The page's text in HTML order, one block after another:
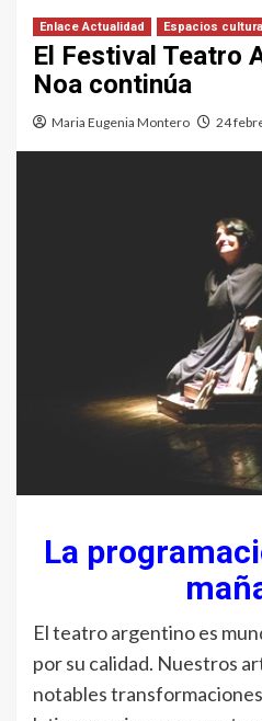
Enlace Actualidad Espacios
El Festival Teatro
Noa continúa
Maria Eugenia Montero 24
La
El teatro argentino es
por su calidad. Nuestros
notables